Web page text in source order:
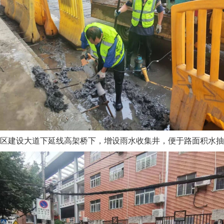
建设大道下延线高架桥下，增设雨水收集井，便于路面积水